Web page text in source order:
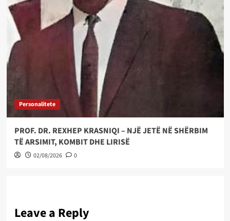
Personalitete
PROF. DR. REXHEP KRASNIQI – NJË JETË NË SHËRBIM
TË ARSIMIT, KOMBIT DHE LIRISË
02/08/2026 0
Leave a Reply